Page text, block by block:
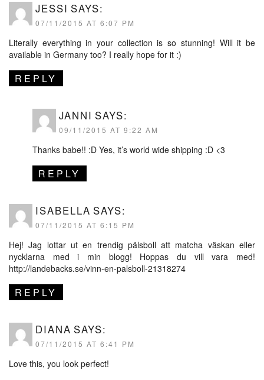
JESSI SAYS:
07/11/2015 AT 6:07 PM
Literally everything in your collection is so stunning! Will it be
available in Germany too? I really hope for it :)
REPLY
JANNI SAYS:
09/11/2015 AT 9:22 AM
Thanks babe!! :D Yes, it’s world wide shipping :D <3
REPLY
ISABELLA SAYS:
07/11/2015 AT 6:15 PM
Hej! Jag lottar ut en trendig pälsboll att matcha väskan eller
nycklarna med i min blogg! Hoppas du vill vara med!
http://landebacks.se/vinn-en-palsboll-21318274
REPLY
DIANA SAYS:
07/11/2015 AT 6:41 PM
Love this, you look perfect!